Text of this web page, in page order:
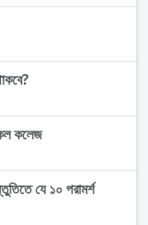
কলেজ
যে ১০ পরামর্শ